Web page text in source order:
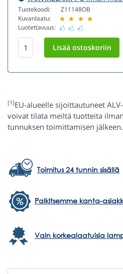
Tuotekoodi:
Kuvanlaatu:
Luotettavuus:
Z11148OB
[1]EU-alueelle sijoittautuneet
voivat tilata meiltä tuotteita
tunnuksen toimittamisen jälkeen.
Toimitus 24 tunnin sisällä
Palkitsemme kanta-
Vain korkealaatuisia